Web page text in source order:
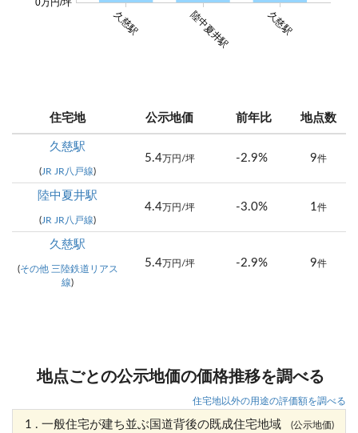
久慈駅 陸中夏井駅 久慈駅
0万円/坪
住宅地 公示地価 前年比 地点数
久慈駅
(JR JR八戸線)
5.4万円/坪 -2.9% 9件
陸中夏井駅
(JR JR八戸線)
4.4万円/坪 -3.0% 1件
久慈駅
(その他 三陸鉄道リアス
線)
5.4万円/坪 -2.9% 9件
地点ごとの公示地価の価格推移を調べる
住宅地以外の用途の評価額を調べる
1 . 一般住宅が建ち並ぶ国道背後の既成住宅地域 (公示地価)